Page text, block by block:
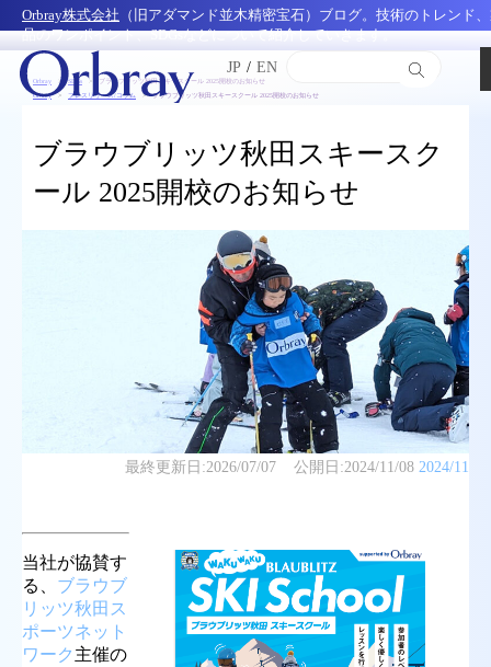
Orbray株式会社 （旧アダマンド並木精密宝石）ブログ。技術のトレンド
品のワンポイント、SDGsなどについて紹介していきます。
JP / EN
Orbray SDGs
ブラウブリッツ秋田スキースクール 2025開校のお知らせ
Orbray
プレスリリース/コラム ブラウブリッツ秋田スキースクール 2025開校のお知らせ
ブラウブリッツ秋田スキースク
ール 2025開校のお知らせ
最終更新日:2026/07/07 公開日:2024/11/08 2024/11
当社が協賛す
る、 ブラウブ
リッツ秋田ス
ポーツネット
ワーク 主催の